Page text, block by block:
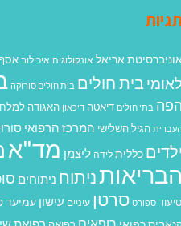
תגיות
אוניברסיטת אריאל אונקולוגיה איכילוב
לאומיבית חולים בית חולים סורוקה
הפה בתי חולים דיאטה דיכאון האגודה
העברית הגיל השלישי המרכז הרפואי
ילדים כללית לידה ליצמן מד"א
הבריאותניתוח ניתוחים
סיעוד ספורט סרטן עיניים עישון עמיעד